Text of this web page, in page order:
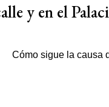
y en el